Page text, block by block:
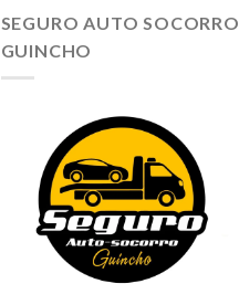
SEGURO AUTO SOCORRO
GUINCHO